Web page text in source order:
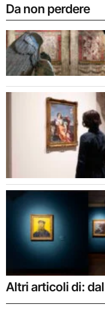
Da non perdere
Altri articoli di: